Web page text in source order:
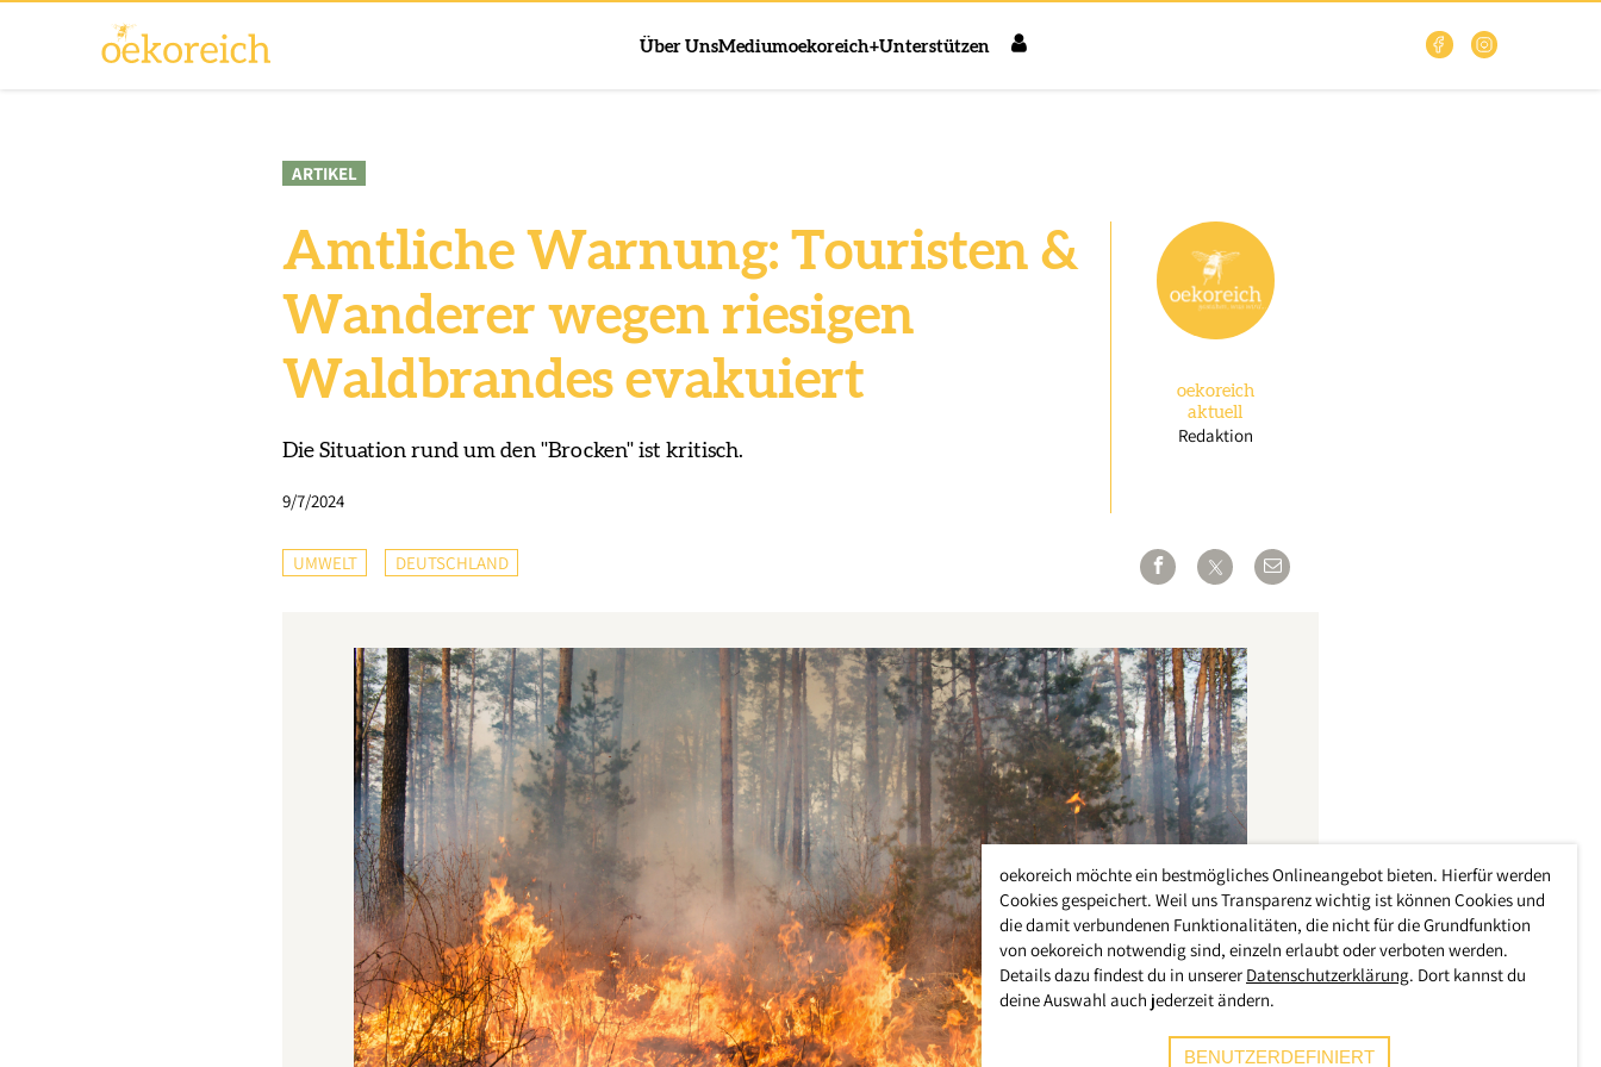
Über UnsMediumoekoreich+Unterstützen
ARTIKEL
Amtliche Warnung: Touristen &
Wanderer wegen riesigen
Waldbrandes evakuiert
Die Situation rund um den "Brocken" ist kritisch.
9/7/2024
oekoreich
aktuell
Redaktion
UMWELT DEUTSCHLAND
oekoreich möchte ein bestmögliches Onlineangebot bieten. Hierfür werden
Cookies gespeichert. Weil uns Transparenz wichtig ist können Cookies und
die damit verbundenen Funktionalitäten, die nicht für die Grundfunktion
von oekoreich notwendig sind, einzeln erlaubt oder verboten werden.
Details dazu findest du in unserer Datenschutzerklärung. Dort kannst du
deine Auswahl auch jederzeit ändern.
BENUTZERDEFINIERT